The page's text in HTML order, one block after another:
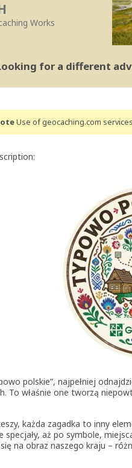
Works
for a different
Use of geocaching.com
polskie”, najpełniej
To właśnie one tworzą
każda zagadka to inny
specjały, aż po symbole,
się na obraz naszego kraju –